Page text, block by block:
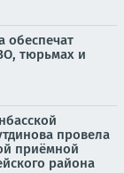
обеспечат
тюрьмах и
провела
приёмной
района